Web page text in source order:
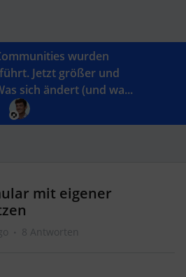
wurden
Jetzt größer und
sich ändert (und wa...
mit eigener
8 Antworten